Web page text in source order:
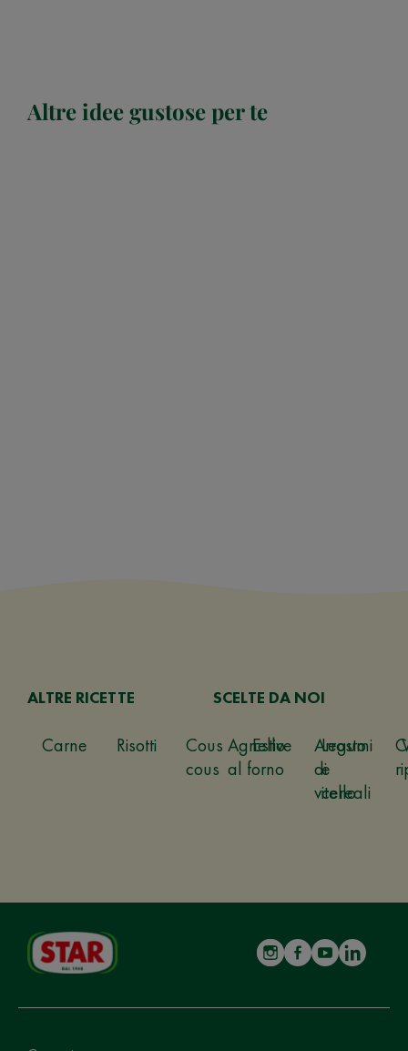
Altre idee gustose per te
ALTRE RICETTE
Carne Risotti
Cous
cous
Estive
Legumi
e
cereali
SCELTE DA NOI
Agnello
al forno
Arrosto
di
vitello